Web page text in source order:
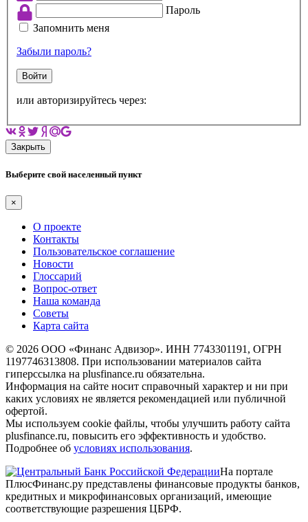
Пароль
Запомнить меня
Забыли пароль?
Войти
или авторизируйтесь через:
Закрыть
Выберите свой населенный пункт
×
О проекте
Контакты
Пользовательское соглашение
Новости
Глоссарий
Вопрос-ответ
Наша команда
Советы
Карта сайта
© 2026 ООО «Финанс Адвизор». ИНН 7743301191, ОГРН
1197746313808. При использовании материалов сайта
гиперссылка на plusfinance.ru обязательна.
Информация на сайте носит справочный характер и ни при
каких условиях не является рекомендацией или публичной
офертой.
Мы используем cookie файлы, чтобы улучшить работу сайта
plusfinance.ru, повысить его эффективность и удобство.
Подробнее об условиях использования.
На портале
ПлюсФинанс.ру представлены финансовые продукты банков,
кредитных и микрофинансовых организаций, имеющие
соответствующие разрешения ЦБРФ.